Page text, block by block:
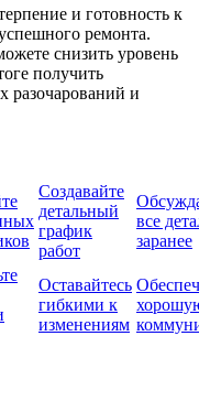
и готовность к
ремонта.
снизить уровень
получить
разочарований и
Создавайте
детальный
график
работ
все
заранее
Оставайтесь
гибкими к
изменениям